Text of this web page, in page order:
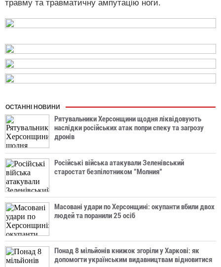
травму та травматичну ампутацію ноги.
ОСТАННІ НОВИНИ
Рятувальники Херсонщини щодня ліквідовують
наслідки російських атак попри спеку та загрозу
дронів
Російські війська атакували Зеленівський
старостат безпілотником "Молния"
Масовані удари по Херсонщині: окупанти вбили двох
людей та поранили 25 осіб
Понад 8 мільйонів книжок згоріли у Харкові: як
допомогти українським видавництвам відновитися